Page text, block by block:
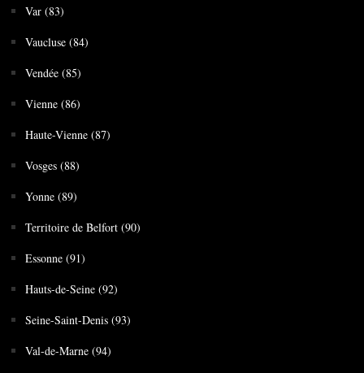
Var (83)
Vaucluse (84)
Vendée (85)
Vienne (86)
Haute-Vienne (87)
Vosges (88)
Yonne (89)
Territoire de Belfort (90)
Essonne (91)
Hauts-de-Seine (92)
Seine-Saint-Denis (93)
Val-de-Marne (94)